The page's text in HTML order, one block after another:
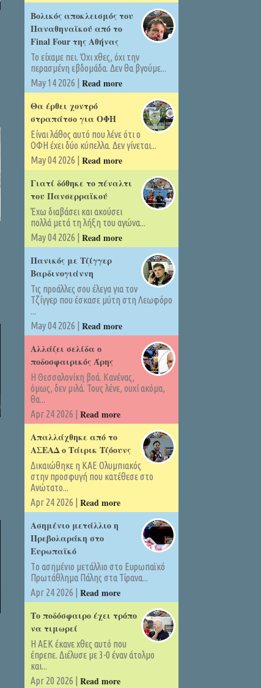
Βολικός αποκλεισμός του
Παναθηναϊκού από το
Final Four της Αθήνας
Το είχαμε πει. Όχι χθες, όχι την
περασμένη εβδομάδα. Δεν θα βγούμε...
May 14 2026 | Read more
Θα έρθει χοντρό
στραπάτσο για ΟΦΗ
Είναι λάθος αυτό που λένε ότι ο
ΟΦΗ έχει δύο κύπελλα. Δεν γίνεται...
May 04 2026 | Read more
Γιατί δόθηκε το πέναλτι
του Πανσερραϊκού
Έχω διαβάσει και ακούσει
πολλά μετά τη λήξη του αγώνα...
May 04 2026 | Read more
Πανικός με Τζίγγερ
Βαρδινογιάννη
Τις προάλλες σου έλεγα για τον
Τζίγγερ που έσκασε μύτη στη Λεωφόρο
...
May 04 2026 | Read more
Αλλάζει σελίδα ο
ποδοσφαιρικός Άρης
Η Θεσσαλονίκη βοά. Κανένας,
όμως, δεν μιλά. Τους λένε, ουχί ακόμα,
θα...
Apr 24 2026 | Read more
Απαλλάχθηκε από το
ΑΣΕΑΔ ο Τάιρικ Τζόουνς
Δικαιώθηκε η ΚΑΕ Ολυμπιακός
στην προσφυγή που κατέθεσε στο
Ανώτατο...
Apr 24 2026 | Read more
Ασημένιο μετάλλιο η
Πρεβολαράκη στο
Ευρωπαϊκό
Tο ασημένιο μετάλλιο στο Ευρωπαϊκό
Πρωτάθλημα Πάλης στα Τίρανα...
Apr 24 2026 | Read more
Το ποδόσφαιρο έχει τρόπο
να τιμωρεί
Η ΑΕΚ έκανε χθες αυτό που
έπρεπε. Διέλυσε με 3-0 έναν άτολμο
και...
Apr 20 2026 | Read more